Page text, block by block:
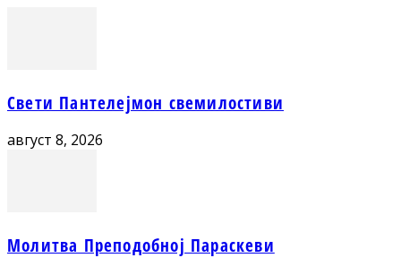
Свети Пантелејмон свемилостиви
август 8, 2026
Молитва Преподобној Параскеви